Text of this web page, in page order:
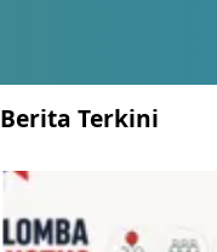
Berita Terkini